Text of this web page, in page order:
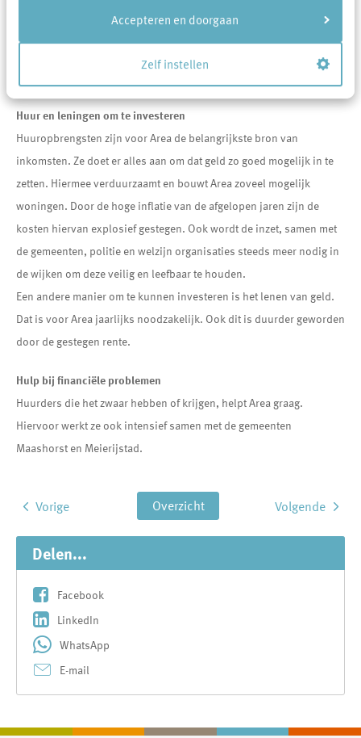
Accepteren en doorgaan
Zelf instellen
beperkt gebleven en was deze veel lager dan de inflatie. Ook is
vorige jaar voor een groot deel (ongeveer 30 %) van de huurders de
Huur en leningen om te investeren
Huuropbrengsten zijn voor Area de belangrijkste bron van
inkomsten. Ze doet er alles aan om dat geld zo goed mogelijk in te
zetten. Hiermee verduurzaamt en bouwt Area zoveel mogelijk
woningen. Door de hoge inflatie van de afgelopen jaren zijn de
kosten hiervan explosief gestegen. Ook wordt de inzet, samen met
de gemeenten, politie en welzijn organisaties steeds meer nodig in
de wijken om deze veilig en leefbaar te houden.
Een andere manier om te kunnen investeren is het lenen van geld.
Dat is voor Area jaarlijks noodzakelijk. Ook dit is duurder geworden
door de gestegen rente.
Hulp bij financiële problemen
Huurders die het zwaar hebben of krijgen, helpt Area graag.
Hiervoor werkt ze ook intensief samen met de gemeenten
Maashorst en Meierijstad.
Volgende
Overzicht
Vorige
Delen...
Facebook
LinkedIn
WhatsApp
E-mail